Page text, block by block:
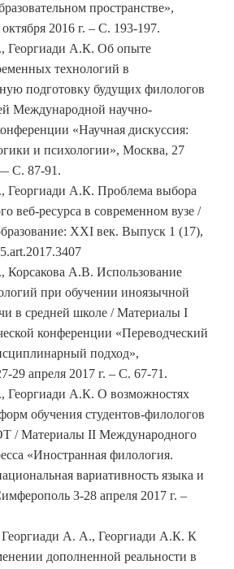
пространстве»,
2016 г. – С. 193-197.
Георгиади А.К. Об опыте
технологий в
подготовку будущих филологов
Международной научно-
«Научная дискуссия:
и психологии», Москва, 27
С. 87-91.
Георгиади А.К. Проблема выбора
веб-ресурса в современном вузе /
XXI век. Выпуск 1 (17),
Корсакова А.В. Использование
при обучении иноязычной
в средней школе / Материалы I
конференции «Переводческий
подход»,
29 апреля 2017 г. – С. 67-71.
Георгиади А.К. О возможностях
обучения студентов-филологов
/ Материалы II Международного
«Иностранная филология.
вариативность языка и
3-28 апреля 2017 г. –
А. А., Георгиади А.К. К
дополненной реальности в